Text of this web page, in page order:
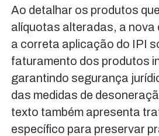
Ao detalhar os produtos
alíquotas alteradas, a nova
a correta aplicação do IPI
faturamento dos produtos
garantindo segurança
das medidas de
texto também apresenta
específico para preservar